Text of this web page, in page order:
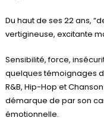
Du haut de ses 22 ans,
vertigineuse, excitante
Sensibilité, force,
quelques témoignages
R&B, Hip-Hop et
démarque de par son
émotionnelle.